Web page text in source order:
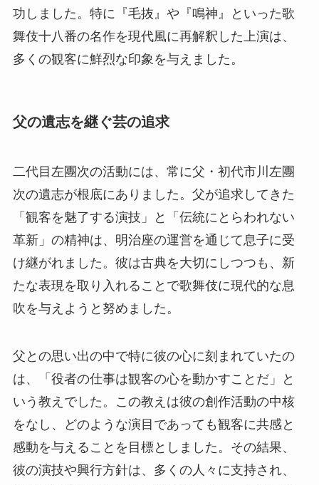
功しました。特に『毛抜』や『鳴神』といった歌
舞伎十八番の名作を現代風に再解釈した上演は、
多くの観客に鮮烈な印象を与えました。
父の遺志を継ぐ芸の追求
二代目左團次の活動には、常に父・初代市川左團
次の遺志が根底にありました。父が追求してきた
「観客を魅了する演技」と「伝統にとらわれない
革新」の精神は、明治座の運営を通じて息子に受
け継がれました。彼は古典を大切にしつつも、新
たな表現を取り入れることで歌舞伎に現代的な息
吹を与えようと努めました。
父との思い出の中で特に彼の心に刻まれていたの
は、「役者の仕事は観客の心を動かすことだ」と
いう教えでした。この教えは彼の創作活動の中核
をなし、どのような演目であっても観客に共感と
感動を与えることを目標としました。その結果、
彼の演技や興行方針は、多くの人々に支持され、